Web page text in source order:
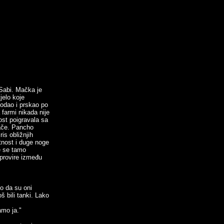
Mačka je
koje
i prskao po
nikada nije
poigravala sa
Pancho
obližnjih
i duge noge
se tamo
između
da su oni
bili tanki. Lako
ja."